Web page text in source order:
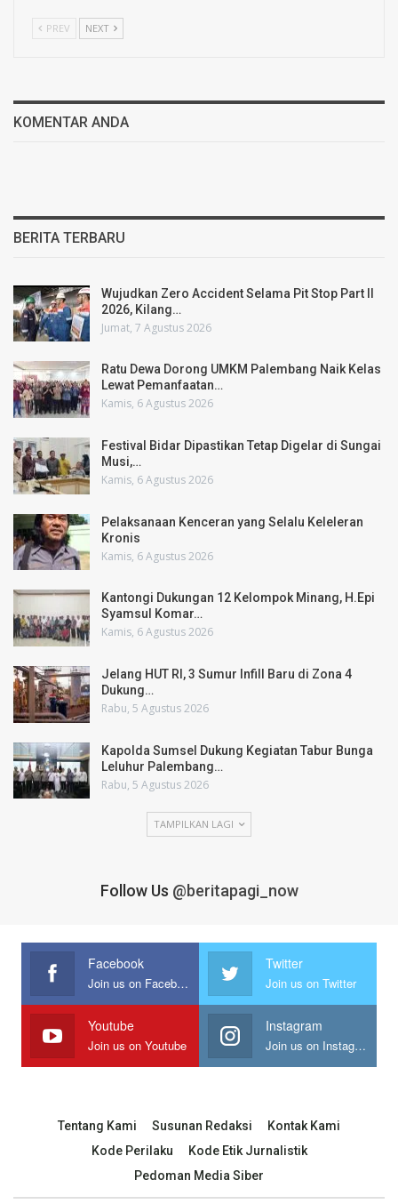
PREV NEXT
KOMENTAR ANDA
BERITA TERBARU
Wujudkan Zero Accident Selama Pit Stop Part II
2026, Kilang…
Jumat, 7 Agustus 2026
Ratu Dewa Dorong UMKM Palembang Naik Kelas
Lewat Pemanfaatan…
Kamis, 6 Agustus 2026
Festival Bidar Dipastikan Tetap Digelar di Sungai
Musi,…
Kamis, 6 Agustus 2026
Pelaksanaan Kenceran yang Selalu Keleleran
Kronis
Kamis, 6 Agustus 2026
Kantongi Dukungan 12 Kelompok Minang, H.Epi
Syamsul Komar…
Kamis, 6 Agustus 2026
Jelang HUT RI, 3 Sumur Infill Baru di Zona 4
Dukung…
Rabu, 5 Agustus 2026
Kapolda Sumsel Dukung Kegiatan Tabur Bunga
Leluhur Palembang…
Rabu, 5 Agustus 2026
TAMPILKAN LAGI
Follow Us @beritapagi_now
Facebook
Join us on Facebook
Twitter
Join us on Twitter
Youtube
Join us on Youtube
Instagram
Join us on Instagram
Tentang Kami Susunan Redaksi
Kontak Kami
Kode Perilaku
Kode Etik Jurnalistik
Pedoman Media Siber